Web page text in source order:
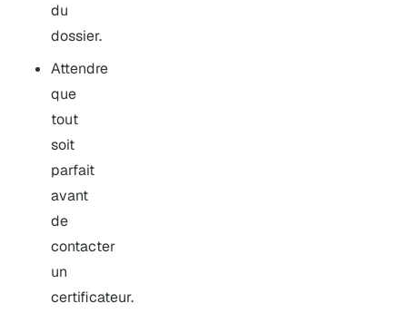
du
dossier.
Attendre
que
tout
soit
parfait
avant
de
contacter
un
certificateur.